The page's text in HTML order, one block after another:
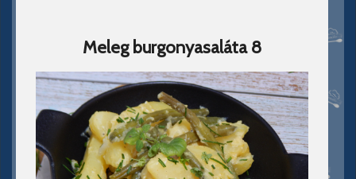
Meleg burgonyasaláta 8